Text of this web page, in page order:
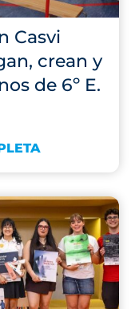
Casvi
crean y
de 6º E.